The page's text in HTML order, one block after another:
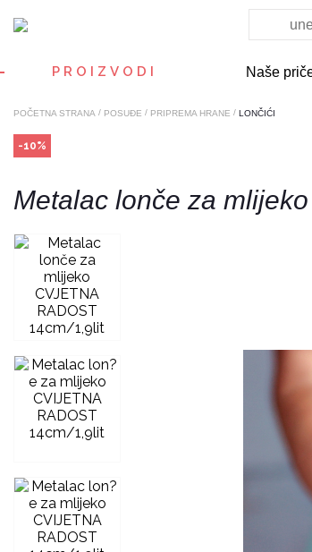
PROIZVODI Naše
POČETNA STRANA / POSUĐE / PRIPREMA HRANE / LONČIĆI
Metalac lonče za
-10%